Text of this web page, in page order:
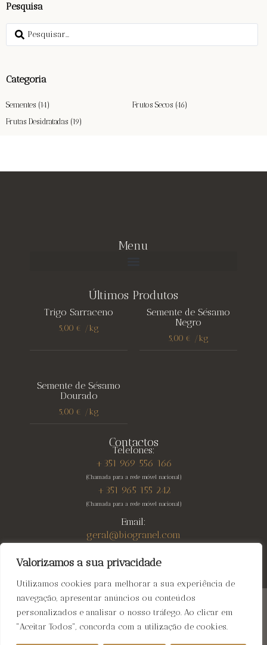
Valorizamos a sua privacidade
Utilizamos cookies para melhorar a sua experiência de
navegação, apresentar anúncios ou conteúdos
personalizados e analisar o nosso tráfego. Ao clicar em
"Aceitar Todos", concorda com a utilização de cookies.
Pesquisa
Categoria
Sementes (14) Frutos Secos (46)
Frutas Desidratadas (19)
Menu
Últimos Produtos
Trigo Sarraceno
5,00 € /kg
Semente de Sésamo
Negro
5,00 € /kg
Semente de Sésamo
Dourado
5,00 € /kg
Contactos
Telefones:
+351 969 556 166
(Chamada para a rede móvel nacional)
+351 965 155 242
(Chamada para a rede móvel nacional)
Email:
geral@biogranel.com
Biogranel © 2026 All rights reserved | Web Design:
Fibra Design